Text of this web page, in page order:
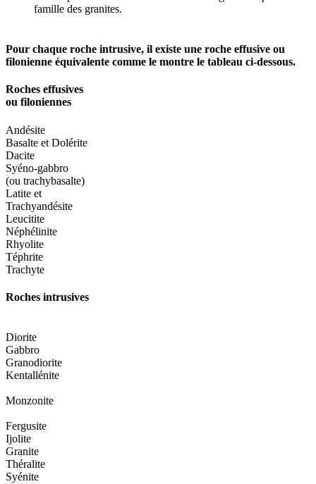
famille des granites.
Pour chaque roche intrusive, il existe une roche effusive ou
filonienne équivalente comme le montre le tableau ci-dessous.
Roches effusives
ou filoniennes
Andésite
Basalte et Dolérite
Dacite
Syéno-gabbro
(ou trachybasalte)
Latite et
Trachyandésite
Leucitite
Néphélinite
Rhyolite
Téphrite
Trachyte
Roches intrusives
Diorite
Gabbro
Granodiorite
Kentallénite
Monzonite
Fergusite
Ijolite
Granite
Théralite
Syénite